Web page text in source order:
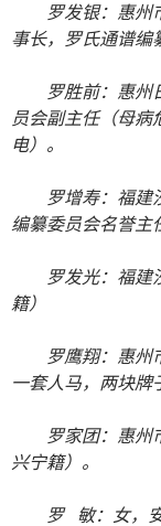
罗发银：惠州
事长，罗氏通谱编
罗胜前：惠州
员会副主任（母病
电）。
罗增寿：福建
编纂委员会名誉主
罗发光：福建
籍）
罗鹰翔：惠州
一套人马，两块牌
罗家团：惠州
兴宁籍）。
罗 敏：女，